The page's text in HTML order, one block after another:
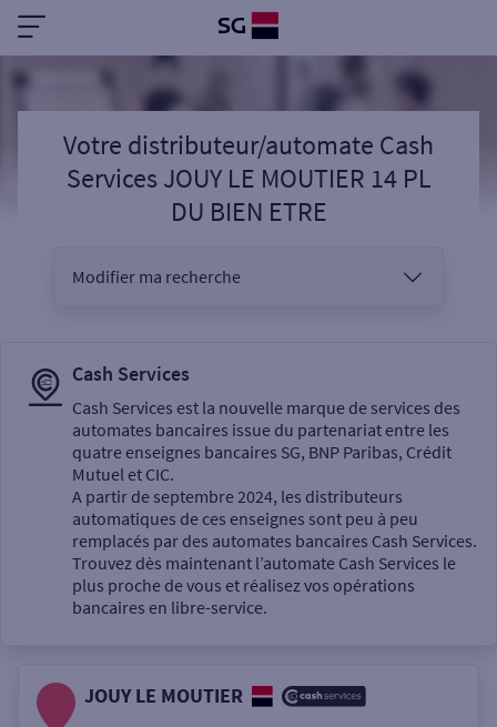
Votre distributeur/automate Cash
Services JOUY LE MOUTIER 14 PL
DU BIEN ETRE
Modifier ma recherche
Sélectionnez votre recherche
Un service
Autour de moi
Cash Services
Cash Services est la nouvelle marque de services des
automates bancaires issue du partenariat entre les
quatre enseignes bancaires SG, BNP Paribas, Crédit
Mutuel et CIC.
A partir de septembre 2024, les distributeurs
automatiques de ces enseignes sont peu à peu
remplacés par des automates bancaires Cash Services.
Trouvez dès maintenant l’automate Cash Services le
plus proche de vous et réalisez vos opérations
bancaires en libre-service.
JOUY LE MOUTIER